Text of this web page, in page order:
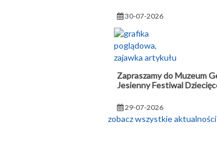
30-07-2026
Zapraszamy do Muzeum
Jesienny Festiwal
29-07-2026
zobacz wszystkie aktualności